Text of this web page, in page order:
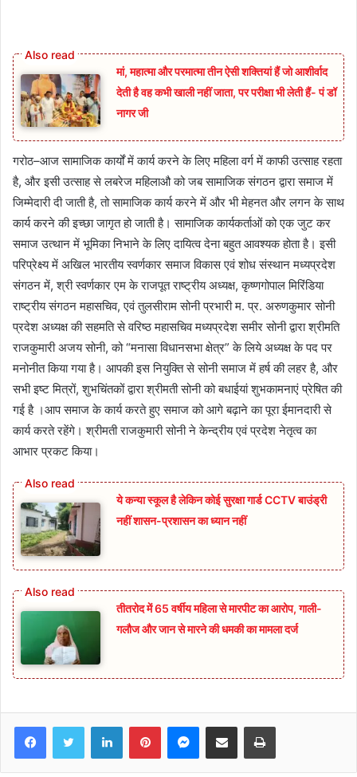
मां, महात्मा और परमात्मा तीन ऐसी शक्तियां हैं जो आशीर्वाद
देती है वह कभी खाली नहीं जाता, पर परीक्षा भी लेती हैं- पं डॉ
नागर जी
गरोठ–आज सामाजिक कार्यों में कार्य करने के लिए महिला वर्ग में काफी उत्साह रहता
है, और इसी उत्साह से लबरेज महिलाऔ को जब सामाजिक संगठन द्वारा समाज में
जिम्मेदारी दी जाती है, तो सामाजिक कार्य करने में और भी मेहनत और लगन के साथ
कार्य करने की इच्छा जागृत हो जाती है। सामाजिक कार्यकर्ताओं को एक जुट कर
समाज उत्थान में भूमिका निभाने के लिए दायित्व देना बहुत आवश्यक होता है। इसी
परिप्रेक्ष्य में अखिल भारतीय स्वर्णकार समाज विकास एवं शोध संस्थान मध्यप्रदेश
संगठन में, श्री स्वर्णकार एम के राजपूत राष्ट्रीय अध्यक्ष, कृष्णगोपाल मिरिंडिया
राष्ट्रीय संगठन महासचिव, एवं तुलसीराम सोनी प्रभारी म. प्र. अरुणकुमार सोनी
प्रदेश अध्यक्ष की सहमति से वरिष्ठ महासचिव मध्यप्रदेश समीर सोनी द्वारा श्रीमति
राजकुमारी अजय सोनी, को “मनासा विधानसभा क्षेत्र” के लिये अध्यक्ष के पद पर
मनोनीत किया गया है। आपकी इस नियुक्ति से सोनी समाज में हर्ष की लहर है, और
सभी इष्ट मित्रों, शुभचिंतकों द्वारा श्रीमती सोनी को बधाईयां शुभकामनाएं प्रेषित की
गई है ।आप समाज के कार्य करते हुए समाज को आगे बढ़ाने का पूरा ईमानदारी से
कार्य करते रहेंगे। श्रीमती राजकुमारी सोनी ने केन्द्रीय एवं प्रदेश नेतृत्व का
आभार प्रकट किया।
ये कन्या स्कूल है लेकिन कोई सुरक्षा गार्ड CCTV बाउंड्री
नहीं शासन-प्रशासन का ध्यान नहीं
तीतरोद में 65 वर्षीय महिला से मारपीट का आरोप, गाली-
गलौज और जान से मारने की धमकी का मामला दर्ज
FacebookTwitter LinkedInPinterestMessenger
Share via Email Print